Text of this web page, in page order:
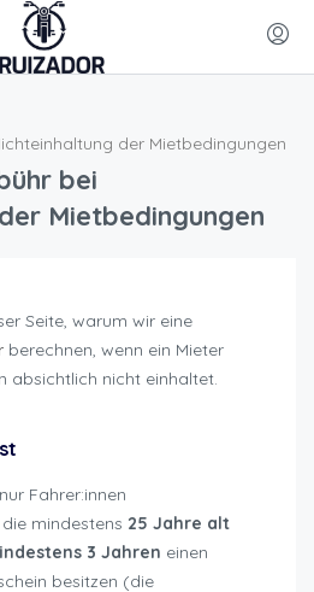
der Mietbedingungen
bei
Mietbedingungen
Seite, warum wir eine
berechnen, wenn ein Mieter
absichtlich nicht einhaltet.
Fahrer:innen
mindestens 25 Jahre alt
3 Jahren einen
besitzen (die